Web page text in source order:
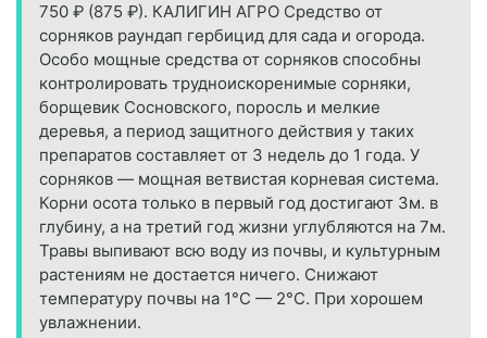
750 ₽ (875 ₽). КАЛИГИН АГРО Средство от
сорняков раундап гербицид для сада и огорода.
Особо мощные средства от сорняков способны
контролировать трудноискоренимые сорняки,
борщевик Сосновского, поросль и мелкие
деревья, а период защитного действия у таких
препаратов составляет от 3 недель до 1 года. У
сорняков — мощная ветвистая корневая система.
Корни осота только в первый год достигают 3м. в
глубину, а на третий год жизни углубляются на 7м.
Травы выпивают всю воду из почвы, и культурным
растениям не достается ничего. Снижают
температуру почвы на 1°С — 2°С. При хорошем
увлажнении.